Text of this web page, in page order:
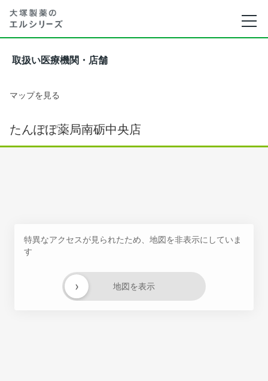
取扱い医療機関・店舗
マップを見る
たんぽぽ薬局南砺中央店
特異なアクセスが見られたため、地図を非表示にしていま
す
地図を表示
›